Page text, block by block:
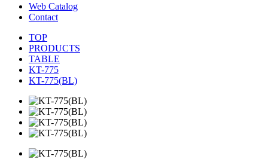
Web Catalog
Contact
TOP
PRODUCTS
TABLE
KT-775
KT-775(BL)